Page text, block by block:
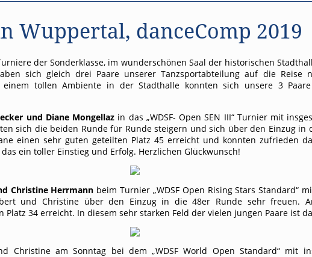
Wuppertal, danceComp 2019
der Sonderklasse, im wunderschönen Saal der historischen
sich gleich drei Paare unserer Tanzsportabteilung auf die Reise
einem tollen Ambiente in der Stadthalle konnten sich unsere 3
und Diane Mongellaz in das „WDSF- Open SEN III“ Turnier mit
sich die beiden Runde für Runde steigern und sich über den Einzug in
einen sehr guten geteilten Platz 45 erreicht und konnten zufrieden
ein toller Einstieg und Erfolg. Herzlichen Glückwunsch!
Christine Herrmann beim Turnier „WDSF Open Rising Stars Standard“
und Christine über den Einzug in die 48er Runde sehr freuen.
34 erreicht. In diesem sehr starken Feld der vielen jungen Paare ist
Christine am Sonntag bei dem „WDSF World Open Standard“ mit